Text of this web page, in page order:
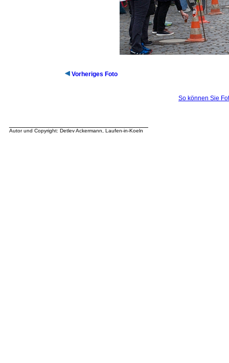
Vorheriges Foto
So können Sie
Autor und Copyright: Detlev Ackermann, Laufen-in-Koeln